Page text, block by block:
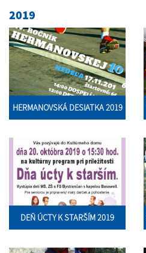
2019
HERMANOVSKÁ DESIATKA 2019
DEŇ ÚCTY K STARŠÍM 2019